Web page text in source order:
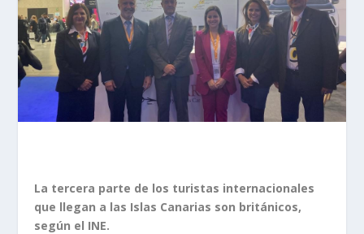
La tercera parte de los turistas internacionales
que llegan a las Islas Canarias son británicos,
según el INE.